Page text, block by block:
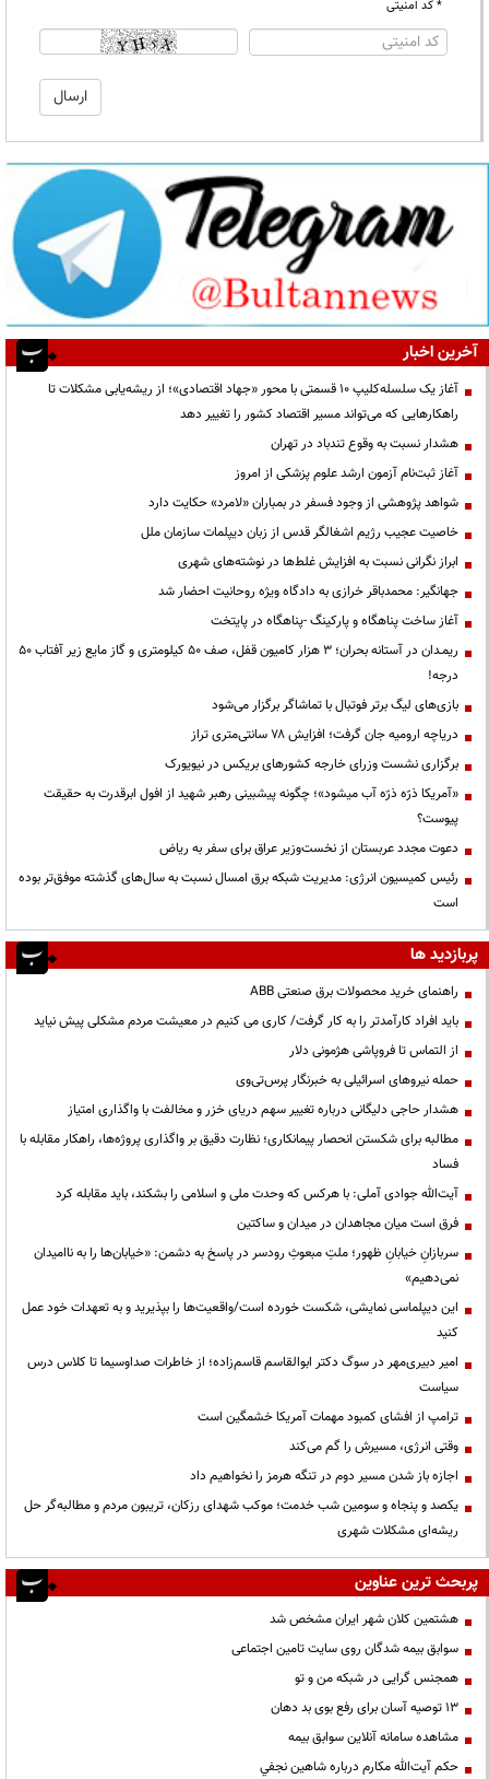
* کد امنیتی
آخرین اخبار
آغاز یک سلسله‌کلیپ ۱۰ قسمتی با محور «جهاد اقتصادی»؛ از ریشه‌یابی مشکلات تا
راهکارهایی که می‌تواند مسیر اقتصاد کشور را تغییر دهد
هشدار نسبت به وقوع تندباد در تهران
آغاز ثبت‌نام آزمون ارشد علوم پزشکی از امروز
شواهد پژوهشی از وجود فسفر در بمباران «لامرد» حکایت دارد
خاصیت عجیب رژیم اشغالگر قدس از زبان دیپلمات سازمان ملل
ابراز نگرانی نسبت به افزایش غلط‌ها در نوشته‌های شهری
جهانگیر: محمدباقر خرازی به دادگاه ویژه روحانیت احضار شد
آغاز ساخت پناهگاه و پارکینگ -پناهگاه در پایتخت
ریمـدان در آستانه بحران؛ ۳ هزار کامیون قفل، صف ۵۰ کیلومتری و گاز مایع زیر آفتاب ۵۰
درجه!
بازی‌های لیگ برتر فوتبال با تماشاگر برگزار می‌شود
دریاچه ارومیه جان گرفت؛ افزایش ۷۸ سانتی‌متری تراز
برگزاری نشست وزرای خارجه کشورهای بریکس در نیویورک
«آمریکا ذرّه ذرّه آب میشود»؛ چگونه پیشبینی رهبر شهید از افول ابرقدرت به حقیقت
پیوست؟
دعوت مجدد عربستان از نخست‌وزیر عراق برای سفر به ریاض
رئیس کمیسیون انرژی: مدیریت شبکه برق امسال نسبت به سال‌های گذشته موفق‌تر بوده
است
پربازدید ها
راهنمای خرید محصولات برق صنعتی ABB
باید افراد کارآمدتر را به کار گرفت/ کاری می کنیم در معیشت مردم مشکلی پیش نیاید
از التماس تا فروپاشی هژمونی دلار
حمله نیروهای اسرائیلی به خبرنگار پرس‌تی‌وی
هشدار حاجی دلیگانی درباره تغییر سهم دریای خزر و مخالفت با واگذاری امتیاز
مطالبه برای شکستن انحصار پیمانکاری؛ نظارت دقیق بر واگذاری پروژه‌ها، راهکار مقابله با
فساد
آیت‌الله جوادی آملی: با هرکس که وحدت ملی و اسلامی را بشکند، باید مقابله کرد
فرق است میان مجاهدان در میدان و ساکتین
سربازانِ خیابانِ ظهور؛ ملتِ مبعوثِ رودسر در پاسخ به دشمن: «خیابان‌ها را به ناامیدان
نمی‌دهیم»
این دیپلماسی نمایشی، شکست خورده است/واقعیت‌ها را بپذیرید و به تعهدات خود عمل
کنید
امیر دبیری‌مهر در سوگ دکتر ابوالقاسم قاسم‌زاده؛ از خاطرات صداوسیما تا کلاس درس
سیاست
ترامپ از افشای کمبود مهمات آمریکا خشمگین است
وقتی انرژی، مسیرش را گم می‌کند
اجازه باز شدن مسیر دوم در تنگه هرمز را نخواهیم داد
یکصد و پنجاه و سومین شب خدمت؛ موکب شهدای رزکان، تریبون مردم و مطالبه‌گر حل
ریشه‌ای مشکلات شهری
پربحث ترین عناوین
هشتمین کلان شهر ایران مشخص شد
سوابق بیمه شدگان روی سایت تامین اجتماعی
همجنس گرایی در شبکه من و تو
13 توصیه آسان برای رفع بوی بد دهان
مشاهده سامانه آنلاين سوابق بیمه
حكم آيت‌الله مكارم درباره شاهين نجفي